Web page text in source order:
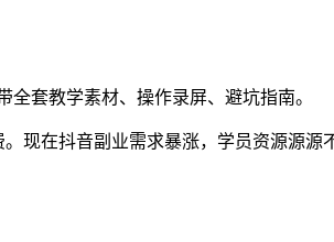
套教学素材、操作录屏、避坑指南。
在抖音副业需求暴涨，学员资源源源